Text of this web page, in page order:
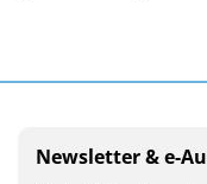
Newsletter & e-